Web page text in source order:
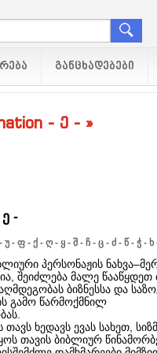
ᲒᲐᲜᲪᲮᲐᲓᲔᲑᲔᲑᲘ
- ე - »
-
- უ - ფ - ქ - ღ- ყ - შ - ჩ - ც - ძ - წ- ჭ - ხ
პერსონაჟის
შეიძლება მალე წააწყდეთ
ბიზნესსა და
გამო წარმოქმნილ
ხედავს ევას სახეთ,
თავის ბიბლიურ